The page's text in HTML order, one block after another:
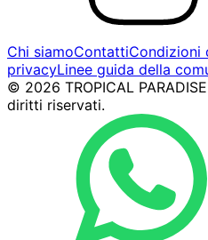
Chi siamoContattiCondizioni
privacyLinee guida della
© 2026 TROPICAL
diritti riservati.